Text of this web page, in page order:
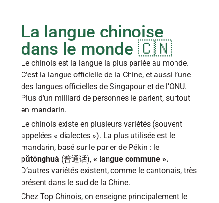
La langue chinoise
dans le monde 🇨🇳
Le chinois est la langue la plus parlée au monde.
C’est la langue officielle de la Chine, et aussi l’une
des langues officielles de Singapour et de l’ONU.
Plus d’un milliard de personnes le parlent, surtout
en mandarin.
Le chinois existe en plusieurs variétés (souvent
appelées « dialectes »). La plus utilisée est le
mandarin, basé sur le parler de Pékin : le
pǔtōnghuà (普通话), « langue commune ».
D’autres variétés existent, comme le cantonais, très
présent dans le sud de la Chine.
Chez Top Chinois, on enseigne principalement le